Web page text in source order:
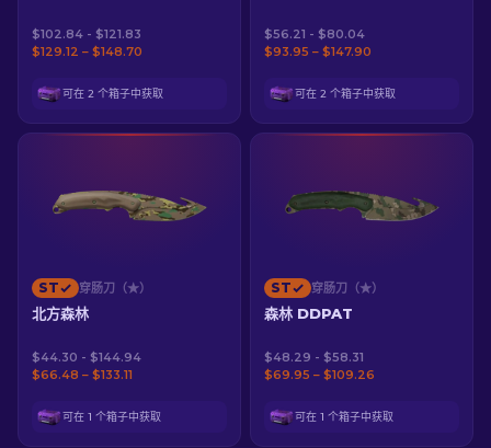
$102.84 - $121.83
$129.12 – $148.70
可在 2 个箱子中获取
$56.21 - $80.04
$93.95 – $147.90
可在 2 个箱子中获取
ST 穿肠刀（★）
北方森林
$44.30 - $144.94
$66.48 – $133.11
可在 1 个箱子中获取
ST 穿肠刀（★）
森林 DDPAT
$48.29 - $58.31
$69.95 – $109.26
可在 1 个箱子中获取